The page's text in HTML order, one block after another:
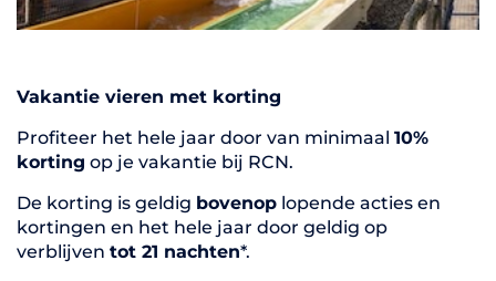
Vakantie vieren met korting
Profiteer het hele jaar door van minimaal 10%
korting op je vakantie bij RCN.
De korting is geldig bovenop lopende acties en
kortingen en het hele jaar door geldig op
verblijven tot 21 nachten*.